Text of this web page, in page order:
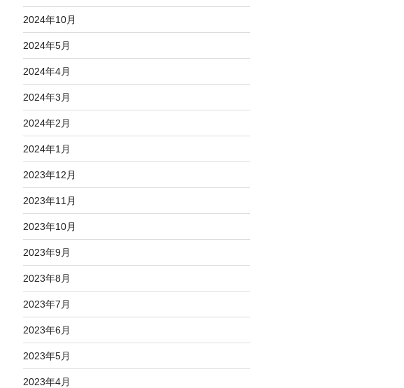
2024年10月
2024年5月
2024年4月
2024年3月
2024年2月
2024年1月
2023年12月
2023年11月
2023年10月
2023年9月
2023年8月
2023年7月
2023年6月
2023年5月
2023年4月